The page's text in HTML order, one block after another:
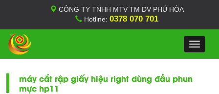
CÔNG TY TNHH MTV TM DV PHÚ HÒA
Hotline: 0378 070 701
Toggle
máy cắt rập giấy hiệu right dùng đầu phun
mực hp11